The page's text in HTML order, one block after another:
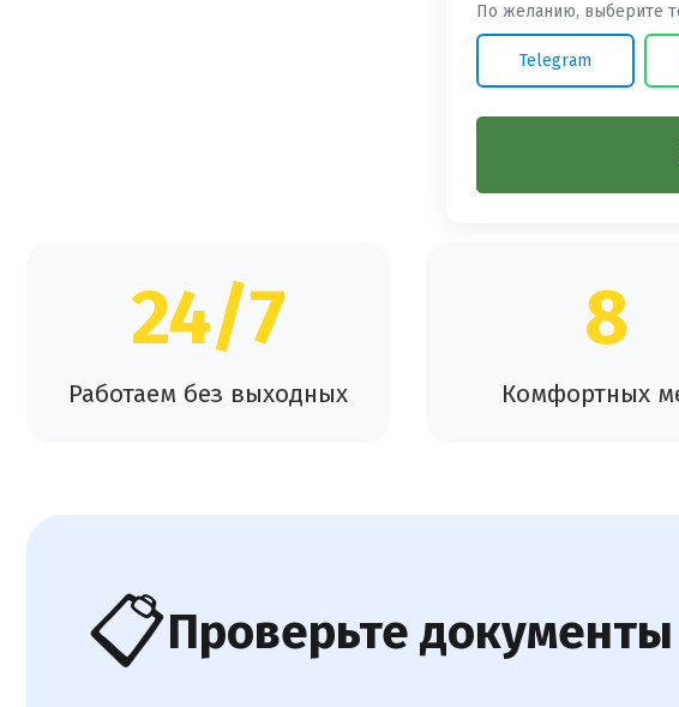
По желанию, выберите
Telegram
24/7
Работаем без выходных
8
Комфортных
📋Проверьте